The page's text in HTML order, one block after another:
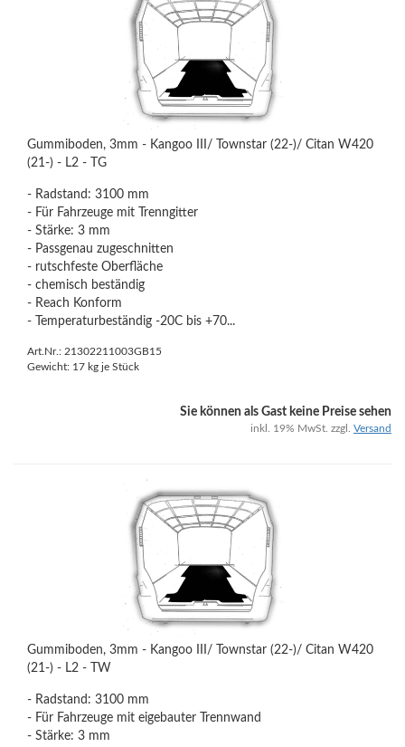
Gummiboden, 3mm - Kangoo III/ Townstar (22-)/ Citan W420
(21-) - L2 - TG
- Radstand: 3100 mm
- Für Fahrzeuge mit Trenngitter
- Stärke: 3 mm
- Passgenau zugeschnitten
- rutschfeste Oberfläche
- chemisch beständig
- Reach Konform
- Temperaturbeständig -20C bis +70...
Art.Nr.: 21302211003GB15
Gewicht: 17 kg je Stück
Sie können als Gast keine Preise sehen
inkl. 19% MwSt. zzgl. Versand
Gummiboden, 3mm - Kangoo III/ Townstar (22-)/ Citan W420
(21-) - L2 - TW
- Radstand: 3100 mm
- Für Fahrzeuge mit eigebauter Trennwand
- Stärke: 3 mm